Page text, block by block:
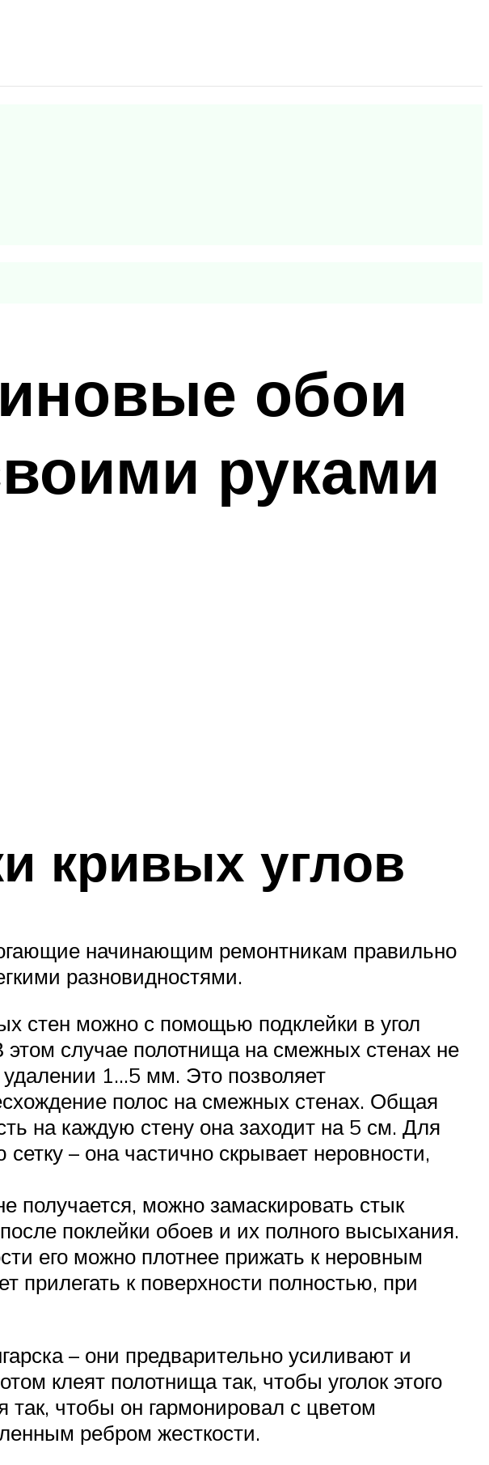
обои
руками
кривых углов
начинающим ремонтникам правильно
разновидностями.
стен можно с помощью подклейки в угол
случае полотнища на смежных стенах не
удалении 1…5 мм. Это позволяет
полос на смежных стенах. Общая
на каждую стену она заходит на 5 см. Для
– она частично скрывает неровности,
получается, можно замаскировать стык
поклейки обоев и их полного высыхания.
его можно плотнее прижать к неровным
к поверхности полностью, при
– они предварительно усиливают и
клеят полотнища так, чтобы уголок этого
чтобы он гармонировал с цветом
ребром жесткости.